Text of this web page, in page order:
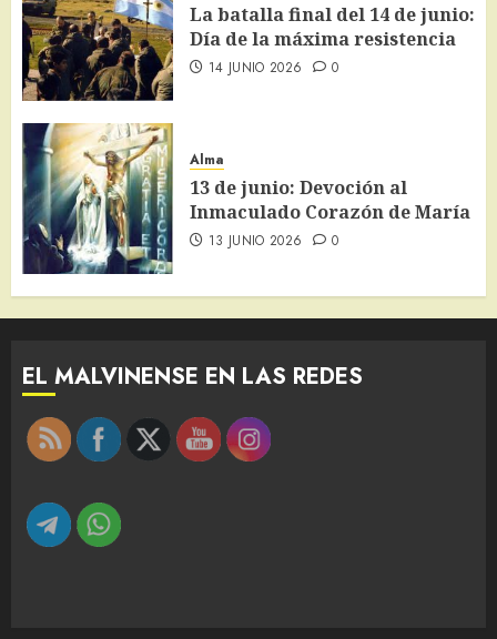
La batalla final del 14 de junio:
Día de la máxima resistencia
14 JUNIO 2026 0
Alma
13 de junio: Devoción al
Inmaculado Corazón de María
13 JUNIO 2026 0
EL MALVINENSE EN LAS REDES